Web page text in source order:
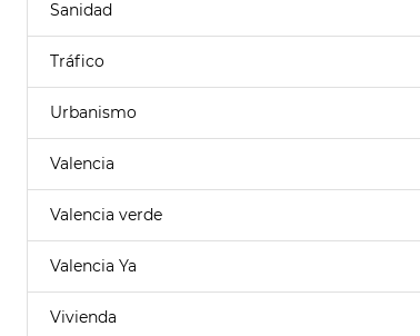
Sanidad
Tráfico
Urbanismo
Valencia
Valencia verde
Valencia Ya
Vivienda